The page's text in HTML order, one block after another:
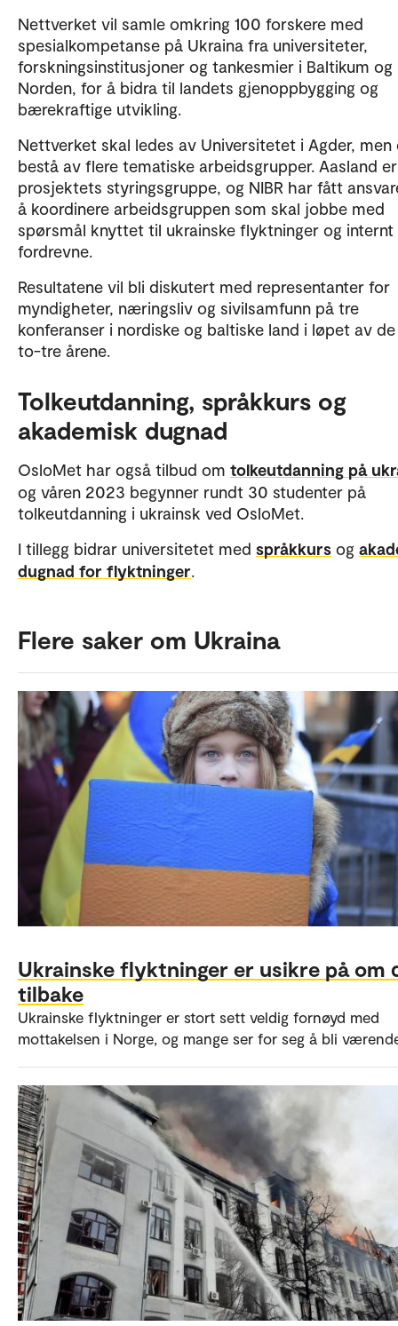
Nettverket vil samle omkring 100 forskere med
spesialkompetanse på Ukraina fra universiteter,
forskningsinstitusjoner og tankesmier i Baltikum og
Norden, for å bidra til landets gjenoppbygging og
bærekraftige utvikling.
Nettverket skal ledes av Universitetet i Agder, men
bestå av flere tematiske arbeidsgrupper. Aasland
prosjektets styringsgruppe, og NIBR har fått
å koordinere arbeidsgruppen som skal jobbe med
spørsmål knyttet til ukrainske flyktninger og internt
fordrevne.
Resultatene vil bli diskutert med representanter for
myndigheter, næringsliv og sivilsamfunn på tre
konferanser i nordiske og baltiske land i løpet av
to-tre årene.
Tolkeutdanning, språkkurs og
akademisk dugnad
OsloMet har også tilbud om tolkeutdanning på
og våren 2023 begynner rundt 30 studenter på
tolkeutdanning i ukrainsk ved OsloMet.
I tillegg bidrar universitetet med språkkurs og
dugnad for flyktninger.
Flere saker om Ukraina
Ukrainske flyktninger er usikre på om
tilbake
Ukrainske flyktninger er stort sett veldig fornøyd med
mottakelsen i Norge, og mange ser for seg å bli